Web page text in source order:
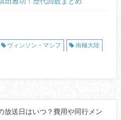
ヴィンソン・マシフ 南極大陸
放送日はいつ？費用や同行メン